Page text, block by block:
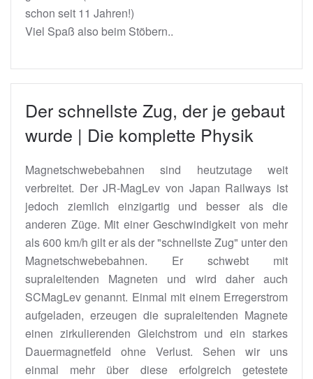
schon seit 11 Jahren!)
Viel Spaß also beim Stöbern..
Der schnellste Zug, der je gebaut
wurde | Die komplette Physik
Magnetschwebebahnen sind heutzutage weit
verbreitet. Der JR-MagLev von Japan Railways ist
jedoch ziemlich einzigartig und besser als die
anderen Züge. Mit einer Geschwindigkeit von mehr
als 600 km/h gilt er als der "schnellste Zug" unter den
Magnetschwebebahnen. Er schwebt mit
supraleitenden Magneten und wird daher auch
SCMagLev genannt. Einmal mit einem Erregerstrom
aufgeladen, erzeugen die supraleitenden Magnete
einen zirkulierenden Gleichstrom und ein starkes
Dauermagnetfeld ohne Verlust. Sehen wir uns
einmal mehr über diese erfolgreich getestete